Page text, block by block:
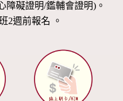
障礙證明/鑑輔會證明)。
2週前報名 。